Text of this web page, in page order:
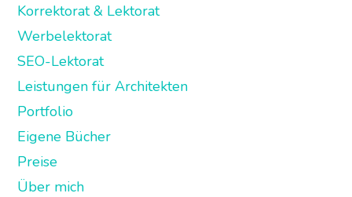
Korrektorat & Lektorat
Werbelektorat
SEO-Lektorat
Leistungen für Architekten
Portfolio
Eigene Bücher
Preise
Über mich